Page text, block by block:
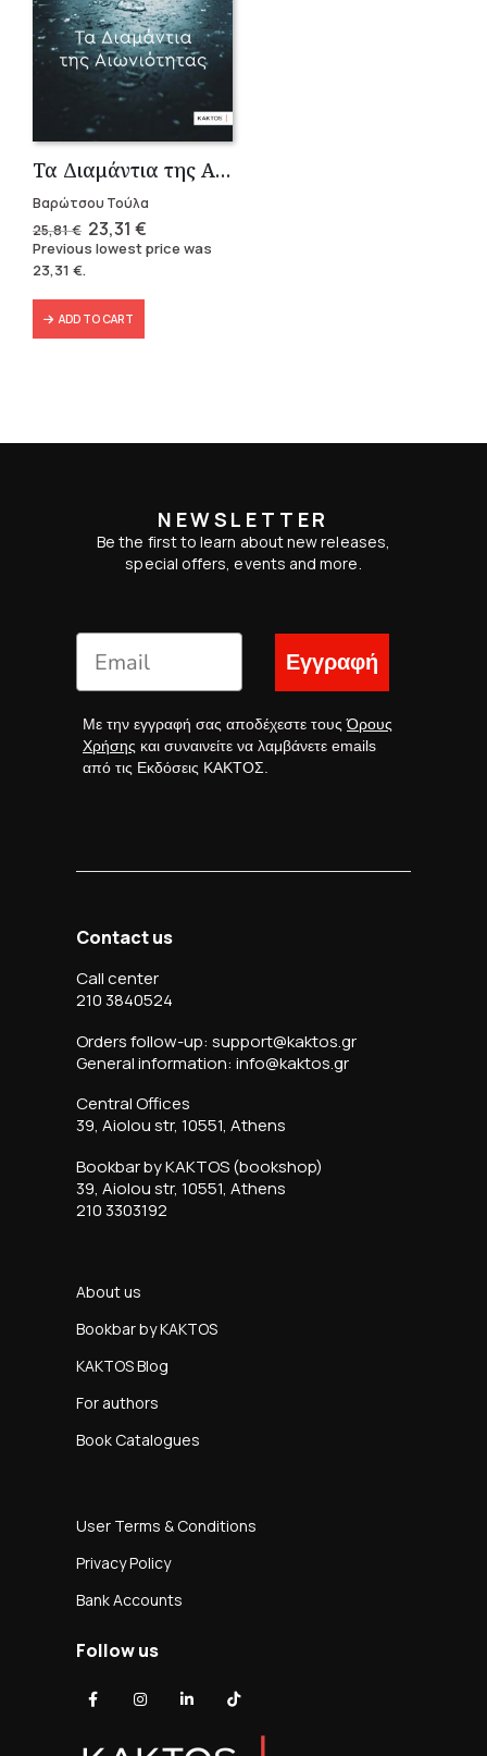
Τα Διαμάντια της Αιωνιότητας
Βαρώτσου Τούλα
25,81€ Original
price
was:
23,31 €Current
price
is:
Previous lowest price was
23,31 €.
ADD TO CART
NEWSLETTER
Be the first to learn about new releases,
special offers, events and more.
Εγγραφή
Με την εγγραφή σας αποδέχεστε τουςΌρους
Χρήσης και συναινείτε να λαμβάνετε emails
από τις Εκδόσεις ΚΑΚΤΟΣ.
Contact us
Call center
210 3840524
Orders follow-up: support@kaktos.gr
General information: info@kaktos.gr
Central Offices
39, Aiolou str, 10551, Athens
Bookbar by KAKTOS (bookshop)
39, Aiolou str, 10551, Athens
210 3303192
About us
Bookbar by KAKTOS
KAKTOS Blog
For authors
Book Catalogues
User Terms & Conditions
Privacy Policy
Bank Accounts
Follow us